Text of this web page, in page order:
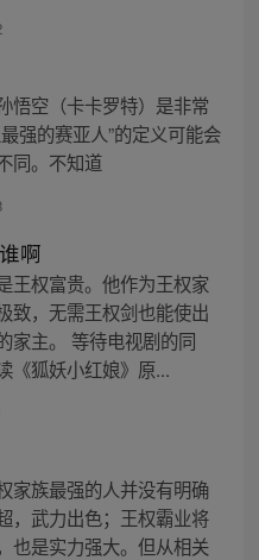
悟空（卡卡罗特）是非常
强的赛亚人”的定义可能会
同。不知道
啊
王权富贵。他作为王权家
致，无需王权剑也能使出
家主。 等待电视剧的同
《狐妖小红娘》原...
家族最强的人并没有明确
，武力出色；王权霸业将
也是实力强大。但从相关